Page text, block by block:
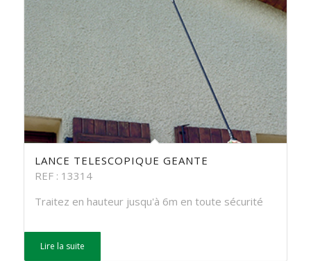
LANCE TELESCOPIQUE GEANTE
REF : 13314
Traitez en hauteur jusqu'à 6m en toute sécurité
Lire la suite